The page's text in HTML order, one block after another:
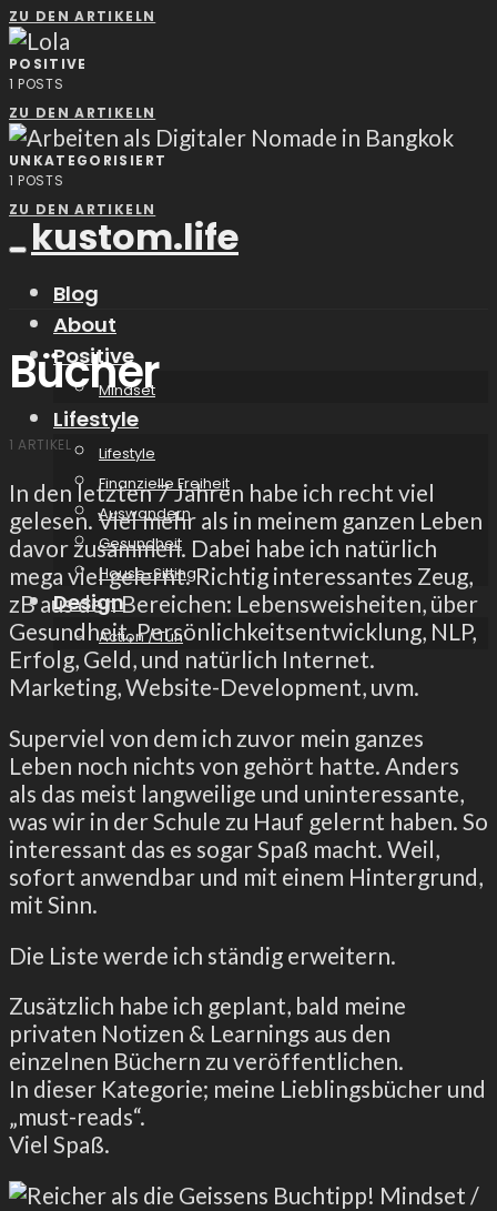
ZU DEN ARTIKELN
POSITIVE
1 POSTS
ZU DEN ARTIKELN
UNKATEGORISIERT
1 POSTS
ZU DEN ARTIKELN
kustom.life
Blog
About
Positive
Mindset
Lifestyle
Lifestyle
Finanzielle Freiheit
Auswandern
Gesundheit
House-Sitting
Design
Action / Tun
Bücher
1 ARTIKEL
In den letzten 7 Jahren habe ich recht viel
gelesen. Viel mehr als in meinem ganzen Leben
davor zusammen. Dabei habe ich natürlich
mega viel gelernt. Richtig interessantes Zeug,
zB aus den Bereichen: Lebensweisheiten, über
Gesundheit, Persönlichkeitsentwicklung, NLP,
Erfolg, Geld, und natürlich Internet.
Marketing, Website-Development, uvm.
Superviel von dem ich zuvor mein ganzes
Leben noch nichts von gehört hatte. Anders
als das meist langweilige und uninteressante,
was wir in der Schule zu Hauf gelernt haben. So
interessant das es sogar Spaß macht. Weil,
sofort anwendbar und mit einem Hintergrund,
mit Sinn.
Die Liste werde ich ständig erweitern.
Zusätzlich habe ich geplant, bald meine
privaten Notizen & Learnings aus den
einzelnen Büchern zu veröffentlichen.
In dieser Kategorie; meine Lieblingsbücher und
„must-reads“.
Viel Spaß.